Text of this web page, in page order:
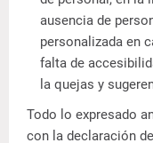
ausencia de
personalizada en
falta de
la quejas y
Todo lo expresado
con la declaración